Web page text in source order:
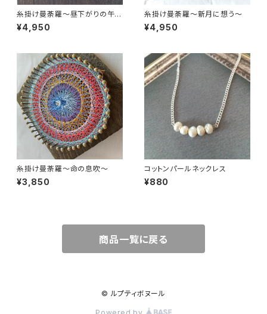
糸掛け曼荼羅〜昼下がりの午
後〜
¥4,950
糸掛け曼荼羅〜新月に想う〜
¥4,950
糸掛け曼荼羅〜命の息吹〜
¥3,850
コットンパールネックレス
¥880
商品一覧に戻る
© ルプティボヌール